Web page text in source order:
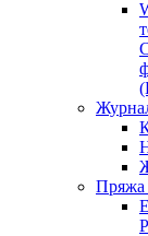
Пряжа